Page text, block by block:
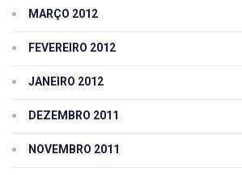
MARÇO 2012
FEVEREIRO 2012
JANEIRO 2012
DEZEMBRO 2011
NOVEMBRO 2011